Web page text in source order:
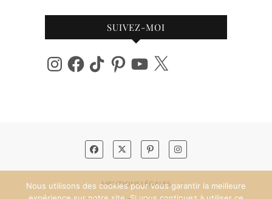
SUIVEZ-MOI
InstagramFacebook
TikTok PinterestYouTube
X
MENTIONS LÉGALES
Nous utilisons des cookies pour vous garantir la meilleure